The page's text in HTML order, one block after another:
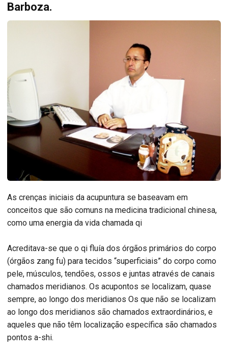
Barboza.
As crenças iniciais da acupuntura se baseavam em
conceitos que são comuns na medicina tradicional chinesa,
como uma energia da vida chamada qi
Acreditava-se que o qi fluía dos órgãos primários do corpo
(órgãos zang fu) para tecidos “superficiais” do corpo como
pele, músculos, tendões, ossos e juntas através de canais
chamados meridianos. Os acupontos se localizam, quase
sempre, ao longo dos meridianos Os que não se localizam
ao longo dos meridianos são chamados extraordinários, e
aqueles que não têm localização específica são chamados
pontos a-shi.